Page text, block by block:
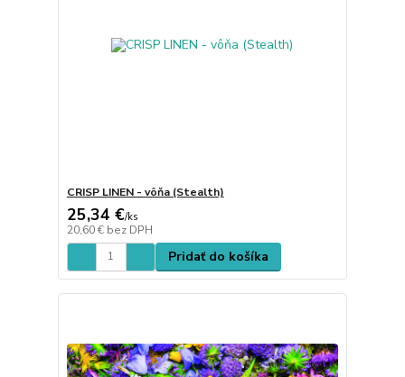
CRISP LINEN - vôňa (Stealth)
25,34 €/ks
20,60 € bez DPH
Pridať do košíka